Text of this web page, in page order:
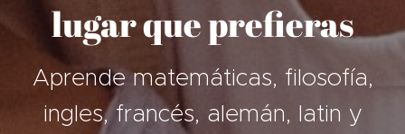
lugar que prefieras
Aprende matemáticas, filosofía,
ingles, francés, alemán, latin y